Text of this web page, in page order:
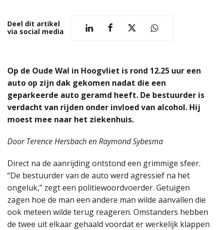
Deel dit artikel
via social media
Op de Oude Wal in Hoogvliet is rond 12.25 uur een
auto op zijn dak gekomen nadat die een
geparkeerde auto geramd heeft. De bestuurder is
verdacht van rijden onder invloed van alcohol. Hij
moest mee naar het ziekenhuis.
Door Terence Hersbach en Raymond Sybesma
Direct na de aanrijding ontstond een grimmige sfeer.
“De bestuurder van de auto werd agressief na het
ongeluk,” zegt een politiewoordvoerder. Getuigen
zagen hoe de man een andere man wilde aanvallen die
ook meteen wilde terug reageren. Omstanders hebben
de twee uit elkaar gehaald voordat er werkelijk klappen